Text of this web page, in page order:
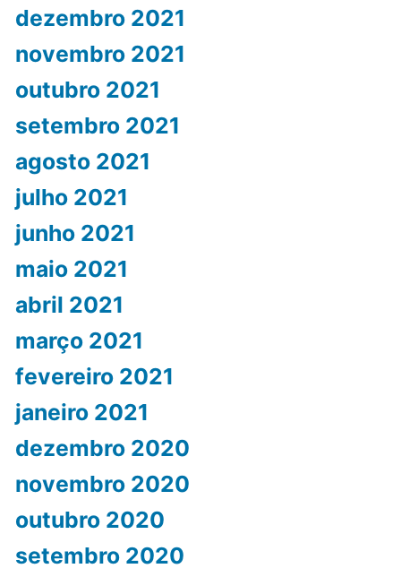
dezembro 2021
novembro 2021
outubro 2021
setembro 2021
agosto 2021
julho 2021
junho 2021
maio 2021
abril 2021
março 2021
fevereiro 2021
janeiro 2021
dezembro 2020
novembro 2020
outubro 2020
setembro 2020